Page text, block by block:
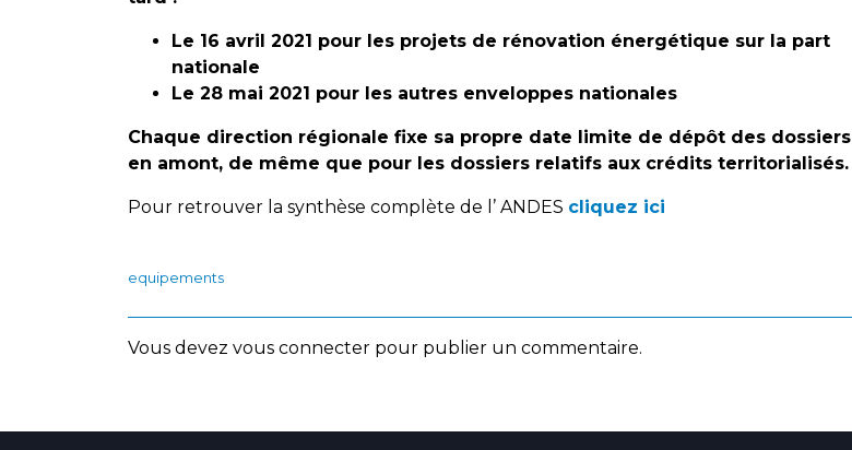
Le 16 avril 2021 pour les projets de rénovation énergétique sur la part
nationale
Le 28 mai 2021 pour les autres enveloppes nationales
Chaque direction régionale fixe sa propre date limite de dépôt des dossiers
en amont, de même que pour les dossiers relatifs aux crédits territorialisés.
Pour retrouver la synthèse complète de l’ ANDES cliquez ici
equipements
Vous devez vous connecter pour publier un commentaire.